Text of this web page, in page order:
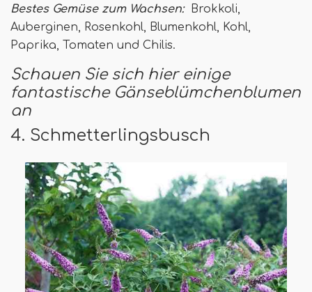
Bestes Gemüse zum Wachsen:
Brokkoli,
Auberginen, Rosenkohl, Blumenkohl, Kohl,
Paprika, Tomaten und Chilis.
Schauen Sie sich hier einige
fantastische Gänseblümchenblumen
an
4. Schmetterlingsbusch